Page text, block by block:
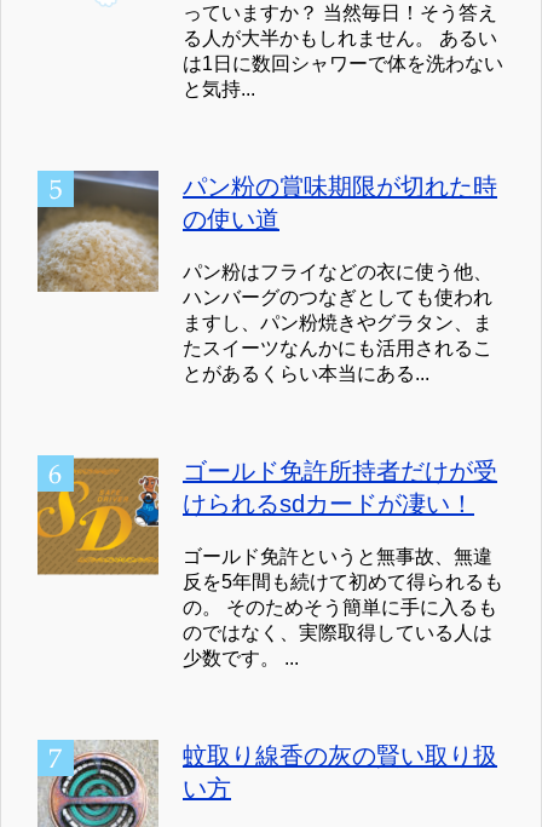
っていますか？ 当然毎日！そう答え
る人が大半かもしれません。 あるい
は1日に数回シャワーで体を洗わない
と気持...
パン粉の賞味期限が切れた時
の使い道
パン粉はフライなどの衣に使う他、
ハンバーグのつなぎとしても使われ
ますし、パン粉焼きやグラタン、ま
たスイーツなんかにも活用されるこ
とがあるくらい本当にある...
ゴールド免許所持者だけが受
けられるsdカードが凄い！
ゴールド免許というと無事故、無違
反を5年間も続けて初めて得られるも
の。 そのためそう簡単に手に入るも
のではなく、実際取得している人は
少数です。 ...
蚊取り線香の灰の賢い取り扱
い方